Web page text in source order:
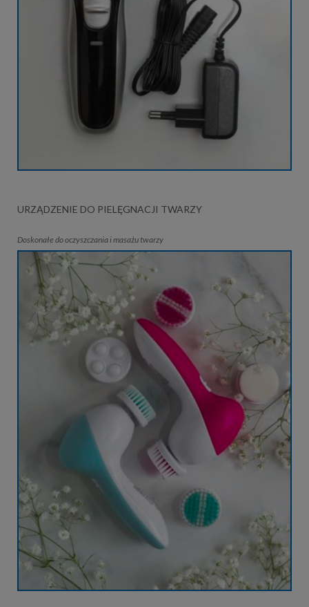
URZĄDZENIE DO PIELĘGNACJI TWARZY
Doskonałe do oczyszczania i masażu twarzy